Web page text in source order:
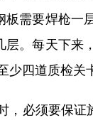
板需要焊枪一
。每天下来
少四道质检
必须要保证